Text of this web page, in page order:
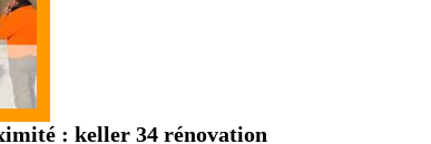
: keller 34 rénovation